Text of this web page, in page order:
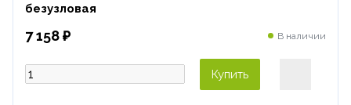
безузловая
7 158 ₽ В наличии
Купить